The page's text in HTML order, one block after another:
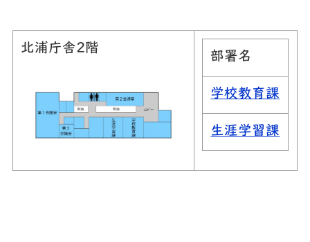
北浦庁舎2階
部署名
学校教育課
生涯学習課